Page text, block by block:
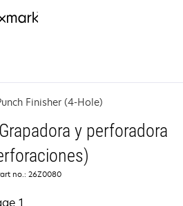
Finisher (4-Hole)
y perforadora
no.: 26Z0080